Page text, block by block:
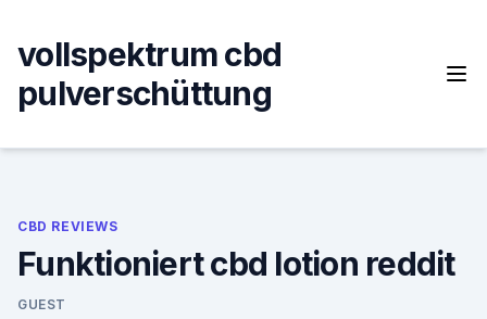
content
vollspektrum cbd
pulverschüttung
CBD REVIEWS
Funktioniert cbd lotion reddit
GUEST